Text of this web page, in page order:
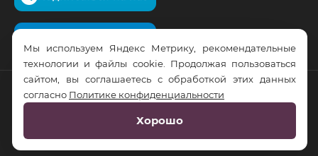
© RusTrus. 2011-2026. Все права защищены
RS Digital
Мы используем Яндекс Метрику, рекомендательные
технологии и файлы cookie. Продолжая пользоваться
сайтом, вы соглашаетесь с обработкой этих данных
согласно Политике конфиденциальности
Хорошо